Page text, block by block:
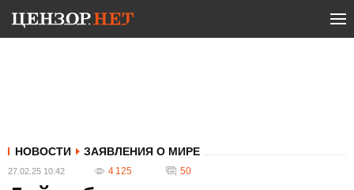
НОВОСТИ ЗАЯВЛЕНИЯ О МИРЕ
27.02.25 10:42 4 125 50